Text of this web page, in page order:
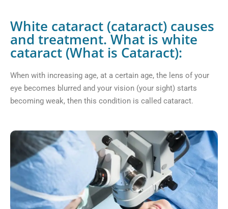
White cataract (cataract) causes
and treatment. What is white
cataract (What is Cataract):
When with increasing age, at a certain age, the lens of your
eye becomes blurred and your vision (your sight) starts
becoming weak, then this condition is called cataract.